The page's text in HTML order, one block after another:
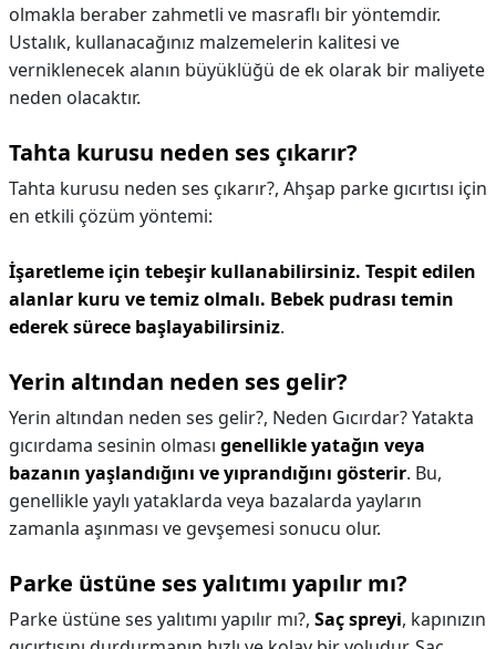
olmakla beraber zahmetli ve masraflı bir yöntemdir.
Ustalık, kullanacağınız malzemelerin kalitesi ve
verniklenecek alanın büyüklüğü de ek olarak bir maliyete
neden olacaktır.
Tahta kurusu neden ses çıkarır?
Tahta kurusu neden ses çıkarır?, Ahşap parke gıcırtısı için
en etkili çözüm yöntemi:
İşaretleme için tebeşir kullanabilirsiniz. Tespit edilen
alanlar kuru ve temiz olmalı. Bebek pudrası temin
ederek sürece başlayabilirsiniz.
Yerin altından neden ses gelir?
Yerin altından neden ses gelir?, Neden Gıcırdar? Yatakta
gıcırdama sesinin olması genellikle yatağın veya
bazanın yaşlandığını ve yıprandığını gösterir. Bu,
genellikle yaylı yataklarda veya bazalarda yayların
zamanla aşınması ve gevşemesi sonucu olur.
Parke üstüne ses yalıtımı yapılır mı?
Parke üstüne ses yalıtımı yapılır mı?, Saç spreyi, kapınızın